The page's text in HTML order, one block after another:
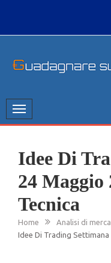
Toggle
navigation
Idee Di
24 Maggio
Tecnica
Home
Analisi di
Idee Di Trading Settimana